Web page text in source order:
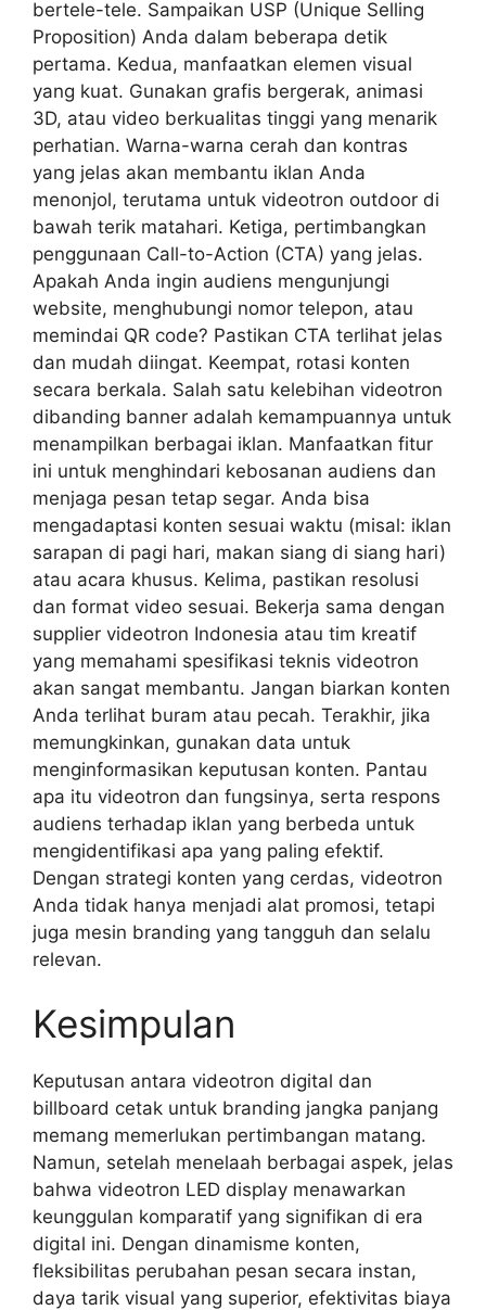
bertele-tele. Sampaikan USP (Unique Selling
Proposition) Anda dalam beberapa detik
pertama. Kedua, manfaatkan elemen visual
yang kuat. Gunakan grafis bergerak, animasi
3D, atau video berkualitas tinggi yang menarik
perhatian. Warna-warna cerah dan kontras
yang jelas akan membantu iklan Anda
menonjol, terutama untuk videotron outdoor di
bawah terik matahari. Ketiga, pertimbangkan
penggunaan Call-to-Action (CTA) yang jelas.
Apakah Anda ingin audiens mengunjungi
website, menghubungi nomor telepon, atau
memindai QR code? Pastikan CTA terlihat jelas
dan mudah diingat. Keempat, rotasi konten
secara berkala. Salah satu kelebihan videotron
dibanding banner adalah kemampuannya untuk
menampilkan berbagai iklan. Manfaatkan fitur
ini untuk menghindari kebosanan audiens dan
menjaga pesan tetap segar. Anda bisa
mengadaptasi konten sesuai waktu (misal: iklan
sarapan di pagi hari, makan siang di siang hari)
atau acara khusus. Kelima, pastikan resolusi
dan format video sesuai. Bekerja sama dengan
supplier videotron Indonesia atau tim kreatif
yang memahami spesifikasi teknis videotron
akan sangat membantu. Jangan biarkan konten
Anda terlihat buram atau pecah. Terakhir, jika
memungkinkan, gunakan data untuk
menginformasikan keputusan konten. Pantau
apa itu videotron dan fungsinya, serta respons
audiens terhadap iklan yang berbeda untuk
mengidentifikasi apa yang paling efektif.
Dengan strategi konten yang cerdas, videotron
Anda tidak hanya menjadi alat promosi, tetapi
juga mesin branding yang tangguh dan selalu
relevan.
Kesimpulan
Keputusan antara videotron digital dan
billboard cetak untuk branding jangka panjang
memang memerlukan pertimbangan matang.
Namun, setelah menelaah berbagai aspek, jelas
bahwa videotron LED display menawarkan
keunggulan komparatif yang signifikan di era
digital ini. Dengan dinamisme konten,
fleksibilitas perubahan pesan secara instan,
daya tarik visual yang superior, efektivitas biaya